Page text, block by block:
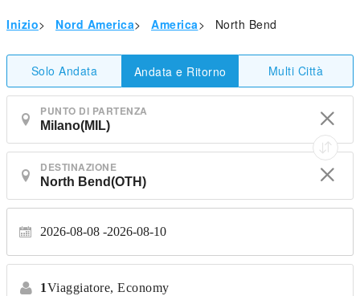
Inizio> Nord America> America> North Bend
Solo Andata Andata e Ritorno Multi Città
PUNTO DI PARTENZA
DESTINAZIONE
2026-08-08 2026-08-10
1Viaggiatore, Economy